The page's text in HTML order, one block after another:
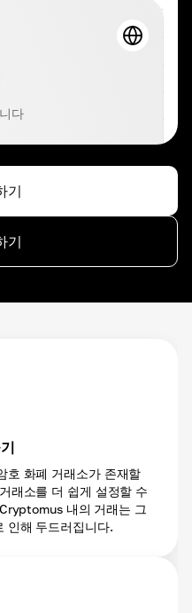
다
기
기
호 화폐 거래소가 존재할
래소를 더 쉽게 설정할 수
내의 거래는 그
인해 두드러집니다.